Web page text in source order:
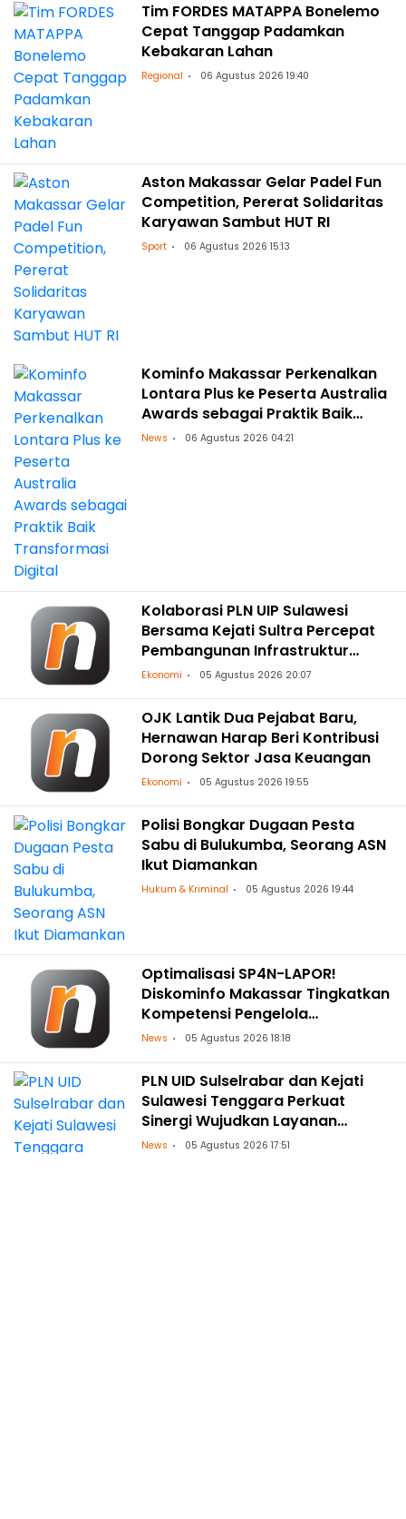
Tim FORDES MATAPPA Bonelemo
Cepat Tanggap Padamkan
Kebakaran Lahan
Regional 06 Agustus 2026 19:40
Aston Makassar Gelar Padel Fun
Competition, Pererat Solidaritas
Karyawan Sambut HUT RI
Sport 06 Agustus 2026 15:13
Kominfo Makassar Perkenalkan
Lontara Plus ke Peserta Australia
Awards sebagai Praktik Baik
Transformasi Digital
News 06 Agustus 2026 04:21
Kolaborasi PLN UIP Sulawesi
Bersama Kejati Sultra Percepat
Pembangunan Infrastruktur
Ketenagalistrikan
Ekonomi 05 Agustus 2026 20:07
OJK Lantik Dua Pejabat Baru,
Hernawan Harap Beri Kontribusi
Dorong Sektor Jasa Keuangan
Ekonomi 05 Agustus 2026 19:55
Polisi Bongkar Dugaan Pesta
Sabu di Bulukumba, Seorang ASN
Ikut Diamankan
Hukum & Kriminal 05 Agustus 2026 19:44
Optimalisasi SP4N-LAPOR!
Diskominfo Makassar Tingkatkan
Kompetensi Pengelola
Pengaduan OPD
News 05 Agustus 2026 18:18
PLN UID Sulselrabar dan Kejati
Sulawesi Tenggara Perkuat
Sinergi Wujudkan Layanan
Kelistrikan Andal dengan
News 05 Agustus 2026 17:51